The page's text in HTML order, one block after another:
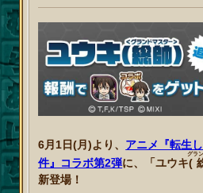
6月1日(月)より、 アニメ『転生
件』コラボ第2弾に、「ユウキ(
グラ
新登場！